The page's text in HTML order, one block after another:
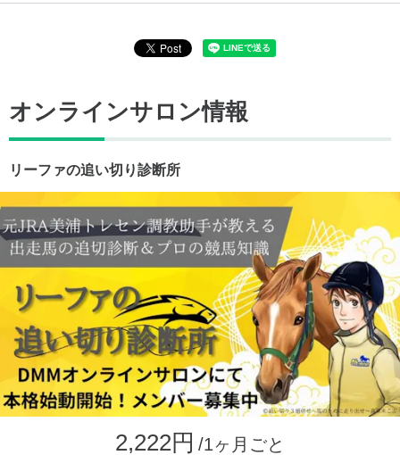
オンラインサロン情報
リーファの追い切り診断所
2,222円 /1ヶ月ごと